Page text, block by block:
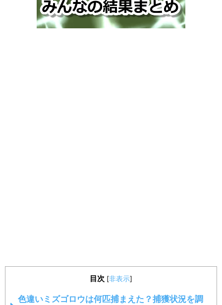
目次 [非表示]
色違いミズゴロウは何匹捕まえた？捕獲状況を調